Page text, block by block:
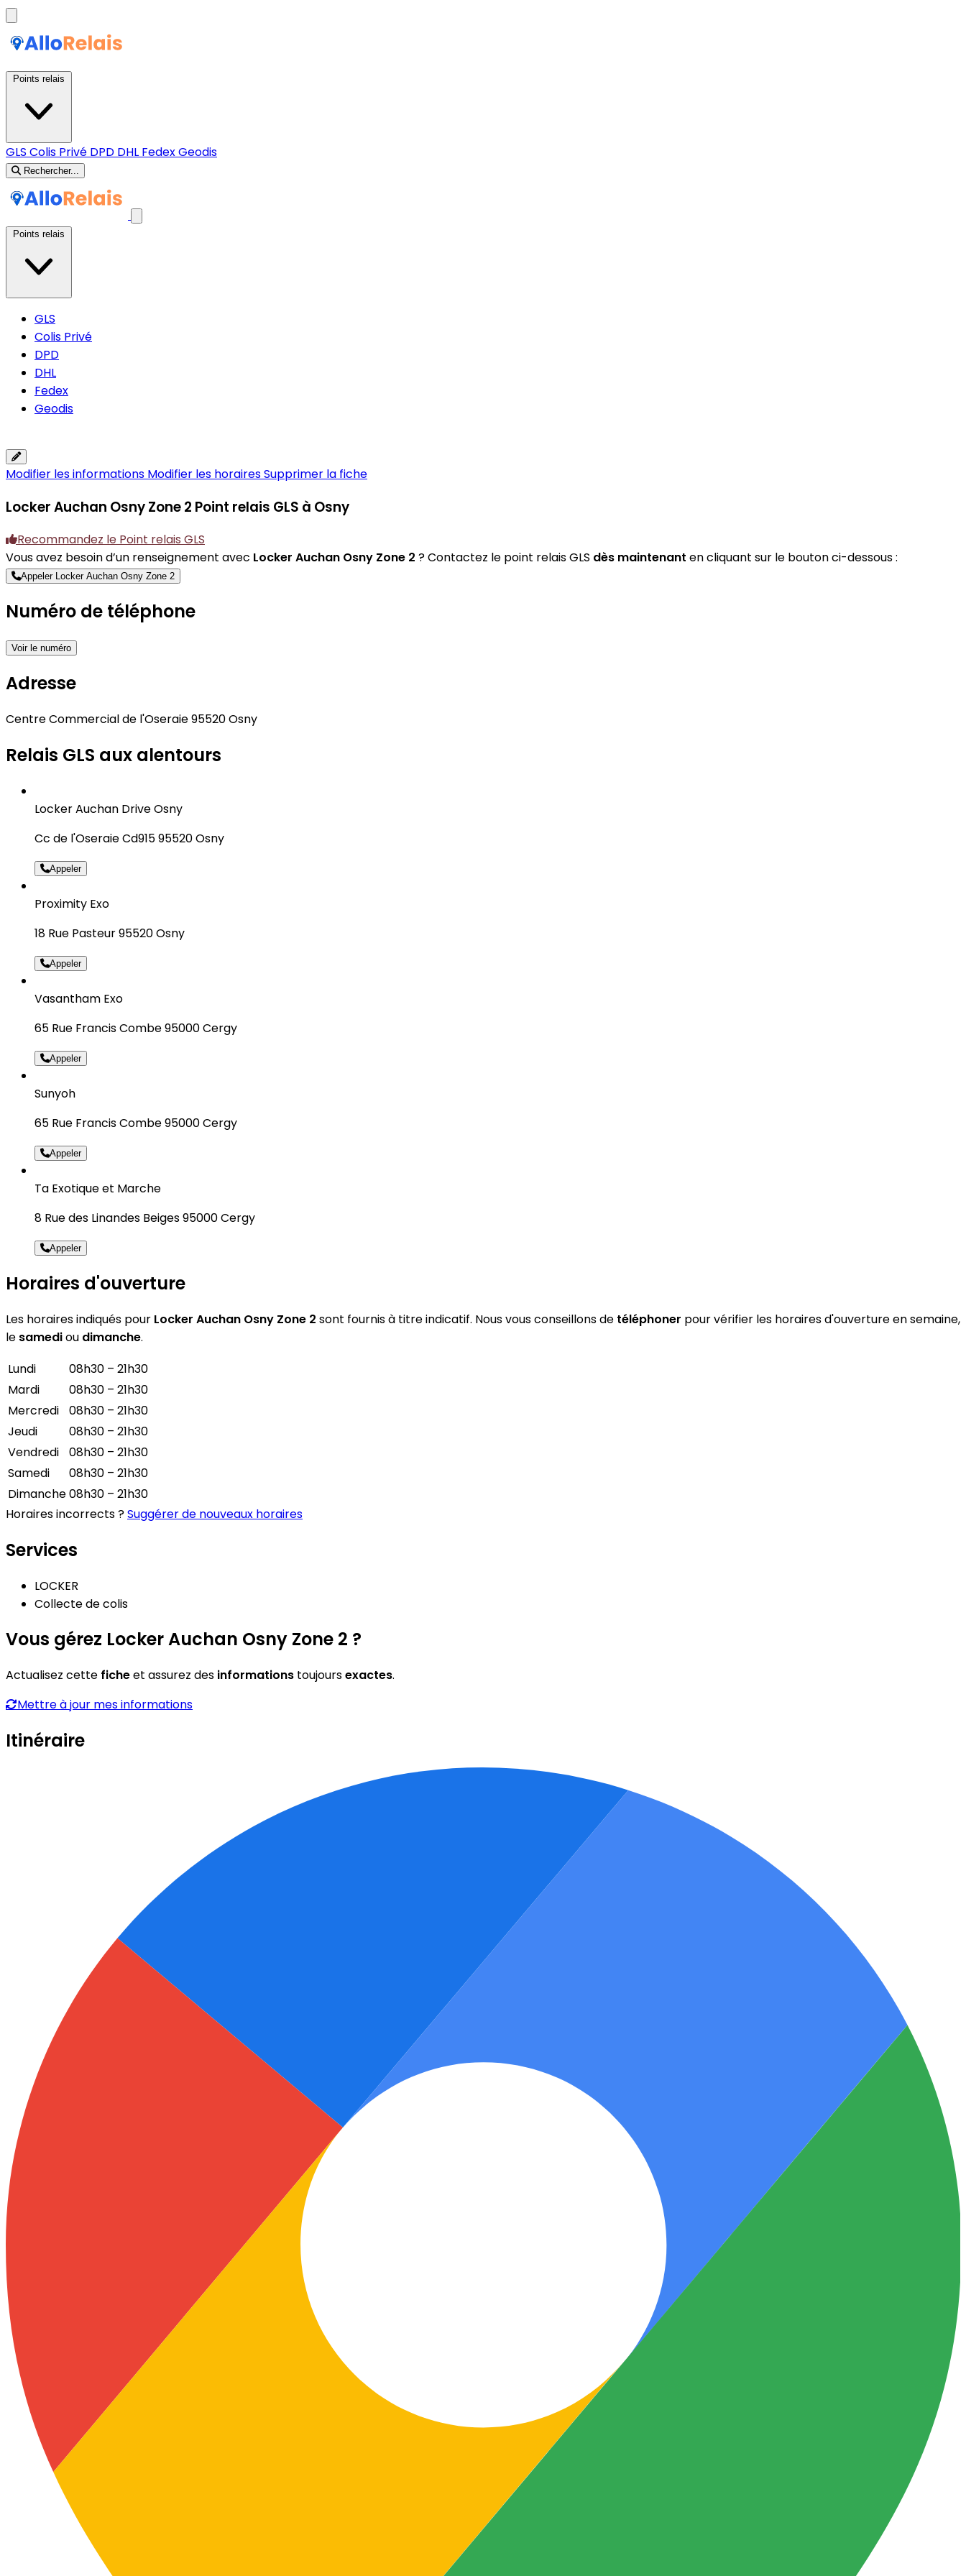
GLS Colis Privé DPD DHL FedexGeodis
Rechercher...
GLS
Colis Privé
DPD
DHL
Fedex
Geodis
Modifier les informations Modifier les horairesSupprimer la fiche
Locker Auchan Osny Zone 2 Point relais GLS à Osny
Recommandez le Point relais GLS
Vous avez besoin d’un renseignement avec Locker Auchan Osny Zone 2 ? Contactez le point relais GLS dès maintenant en cliquant sur le bouton ci-dessous :
Appeler Locker Auchan Osny Zone 2
Numéro de téléphone
Voir le numéro
Adresse
Centre Commercial de l'Oseraie 95520 Osny
Relais GLS aux alentours
Locker Auchan Drive Osny
Cc de l'Oseraie Cd915 95520 Osny
Appeler
Proximity Exo
18 Rue Pasteur 95520 Osny
Appeler
Vasantham Exo
65 Rue Francis Combe 95000 Cergy
Appeler
Sunyoh
65 Rue Francis Combe 95000 Cergy
Appeler
Ta Exotique et Marche
8 Rue des Linandes Beiges 95000 Cergy
Appeler
Horaires d'ouverture
Les horaires indiqués pour Locker Auchan Osny Zone 2 sont fournis à titre indicatif. Nous vous conseillons de téléphoner pour vérifier les horaires d'ouverture en semaine,
le samediou dimanche.
Lundi
08h30 – 21h30
Mardi
08h30 – 21h30
Mercredi
08h30 – 21h30
Jeudi
08h30 – 21h30
Vendredi
08h30 – 21h30
Samedi
08h30 – 21h30
Dimanche08h30 – 21h30
Horaires incorrects ?Suggérer de nouveaux horaires
Services
LOCKER
Collecte de colis
Vous gérez Locker Auchan Osny Zone 2 ?
Actualisez cette ficheet assurez des informations toujoursexactes.
Mettre à jour mes informations
Itinéraire